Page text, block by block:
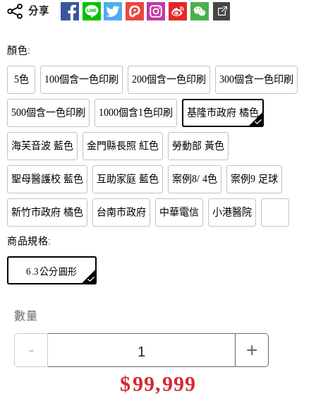
商品可印刷.
商品多種:
分享
顏色:
5色 100個含一色印刷 200個含一色印刷 300個含一色印刷
500個含一色印刷 1000個含1色印刷 基隆市政府 橘色
海芙音波 藍色 金門縣長照 紅色 勞動部 黃色
聖母醫護校 藍色 互助家庭 藍色 案例8/ 4色 案例9 足球
新竹市政府 橘色 台南市政府 中華電信 小港醫院
商品規格:
6.3公分圓形
數量
- +
$99,999